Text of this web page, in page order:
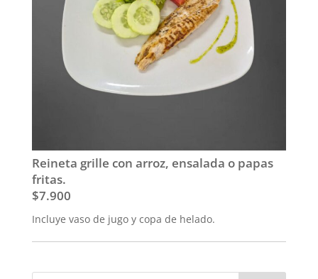
Reineta grille con arroz, ensalada o papas
fritas.
$7.900
Incluye vaso de jugo y copa de helado.